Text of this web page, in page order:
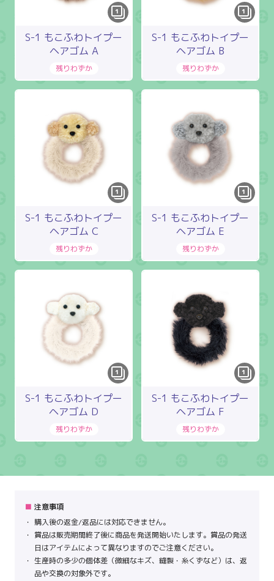
1
S-1 もこふわトイプー
ヘアゴム A
1
S-1 もこふわトイプー
ヘアゴム B
1
S-1 もこふわトイプー
ヘアゴム C
1
S-1 もこふわトイプー
ヘアゴム E
1
S-1 もこふわトイプー
ヘアゴム D
1
S-1 もこふわトイプー
ヘアゴム F
注意事項
購入後の返金/返品には対応できません。
賞品は販売期間終了後に商品を発送開始いたします。賞品の発送
日はアイテムによって異なりますのでご注意ください。
生産時の多少の個体差（微細なキズ、縫製・糸くずなど）は、返
品や交換の対象外です。